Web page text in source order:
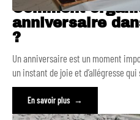
Comment
anniversaire
?
Un anniversaire est un moment
un instant de joie et d’allégresse qui
En savoir plus